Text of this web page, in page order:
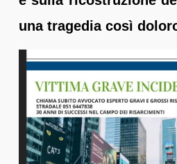
una tragedia così